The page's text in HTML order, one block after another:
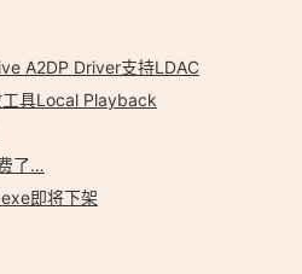
A2DP Driver支持LDAC
具Local Playback
了…
即将下架